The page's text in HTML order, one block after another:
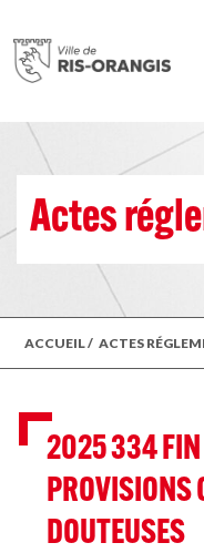
Actes
ACCUEIL/ ACTES
2025 334 FIN
PROVISIONS
DOUTEUSES